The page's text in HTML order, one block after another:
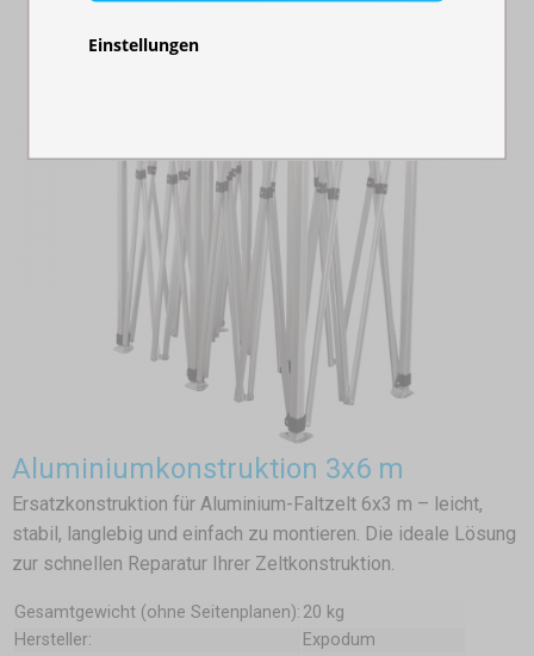
Aluminiumkonstruktion 3x6 m
Ersatzkonstruktion für Aluminium-Faltzelt 6x3 m – leicht,
stabil, langlebig und einfach zu montieren. Die ideale Lösung
zur schnellen Reparatur Ihrer Zeltkonstruktion.
Gesamtgewicht (ohne Seitenplanen): 20 kg
Hersteller:
Expodum
Einstellungen